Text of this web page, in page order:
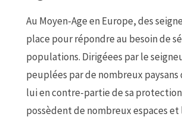
Au Moyen-Age en Europe, des
place pour répondre au besoin de
populations. Dirigéees par le
peuplées par de nombreux
lui en contre-partie de sa
possèdent de nombreux espaces